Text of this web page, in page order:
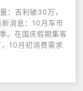
：吉利破30万，
消息：10月车市
。在国庆假期集客
10月初消费需求